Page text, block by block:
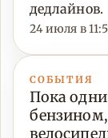
дедлайнов.
24 июля в
СОБЫТИЯ
Пока одни